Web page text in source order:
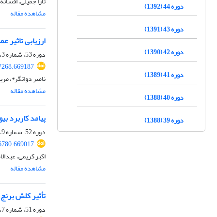
مشاهده مقاله
ارزیابی
دوره 53، شماره 3، خرداد 1401، صفحه
ناصر دواتگر*،
مشاهده مقاله
پیامد کاربرد
دوره 52، شماره 9، آذر 1400، صفحه
اکبر کریمی،
مشاهده مقاله
تأثیر کلش
دوره 51، شماره 7، مهر 1399، صفحه
دوره 44 (1392)
دوره 43 (1391)
دوره 42 (1390)
دوره 41 (1389)
دوره 40 (1388)
دوره 39 (1388)